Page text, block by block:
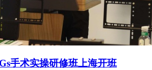
手术实操研修班上海开班